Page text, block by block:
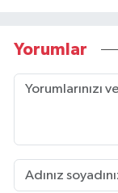
Yorumlar